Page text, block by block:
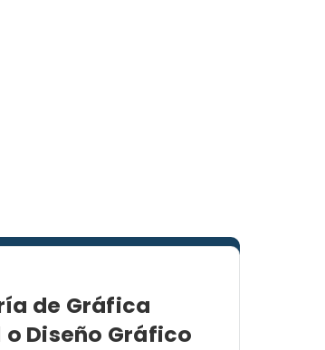
de Gráfica
Diseño Gráfico